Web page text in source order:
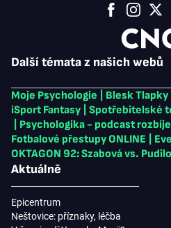
Další témata z našich webů
Moje Psychologie Blesk Tlapky
iSport Fantasy
Spotřebitelské
Psychologika - podcast
Fotbalové přestupy ONLINE
OKTAGON 92: Szabová vs.
Aktuálně
Epicentrum
Neštovice: příznaky, léčba